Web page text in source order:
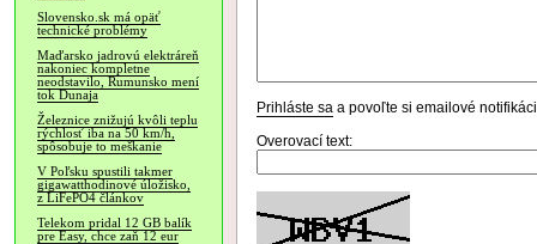
Slovensko.sk má opäť
technické problémy
Maďarsko jadrovú elektráreň
nakoniec kompletne
neodstavilo, Rumunsko mení
tok Dunaja
Železnice znižujú kvôli teplu
rýchlosť iba na 50 km/h,
spôsobuje to meškanie
V Poľsku spustili takmer
gigawatthodinové úložisko,
z LiFePO4 článkov
Telekom pridal 12 GB balík
pre Easy, chce zaň 12 eur
Prihláste sa a povoľte si emailové
Overovací text: